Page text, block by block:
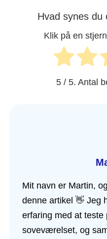
Hvad synes du
Klik på en
5 / 5. Antal
Mit navn er Martin,
denne artikel 👋 Jeg
erfaring med at teste
soveværelset, og